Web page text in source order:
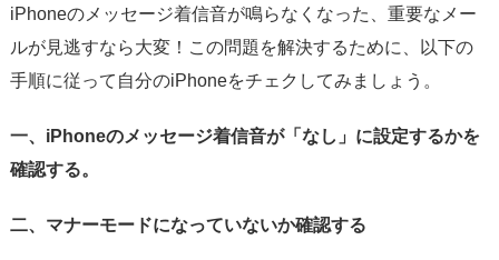
iPhoneのメッセージ着信音が鳴らなくなった、重要なメー
ルが見逃すなら大変！この問題を解決するために、以下の
手順に従って自分のiPhoneをチェクしてみましょう。
一、iPhoneのメッセージ着信音が「なし」に設定するかを
確認する。
二、マナーモードになっていないか確認する